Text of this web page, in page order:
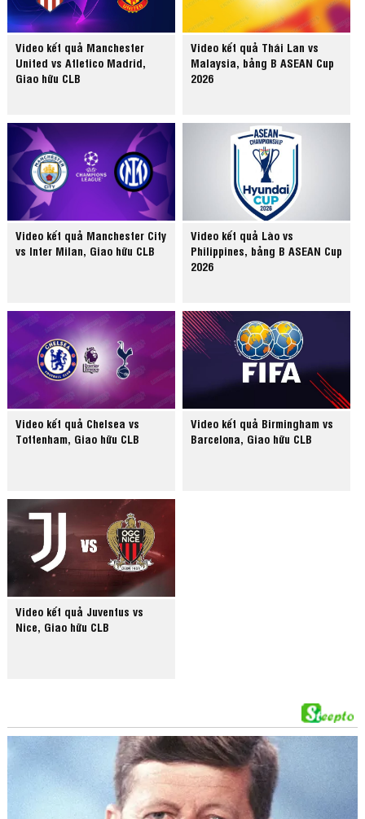
Video kết quả Manchester
United vs Atletico Madrid,
Giao hữu CLB
Video kết quả Thái Lan vs
Malaysia, bảng B ASEAN Cup
2026
Video kết quả Manchester City
vs Inter Milan, Giao hữu CLB
Video kết quả Lào vs
Philippines, bảng B ASEAN Cup
2026
Video kết quả Chelsea vs
Tottenham, Giao hữu CLB
Video kết quả Birmingham vs
Barcelona, Giao hữu CLB
Video kết quả Juventus vs
Nice, Giao hữu CLB